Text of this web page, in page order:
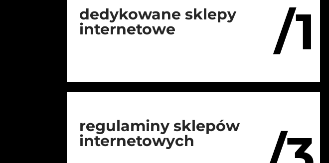
/1
dedykowane sklepy
internetowe
regulaminy sklepów
internetowych